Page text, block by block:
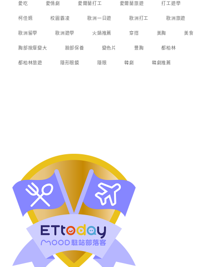
愛吃 愛情劇 愛爾蘭打工 愛爾蘭旅遊 打工遊學
柯佳嬿 校園霸凌 歐洲一日遊 歐洲打工 歐洲旅遊
歐洲留學 歐洲遊學 火鍋推薦 穿搭 美胸 美食
胸部按摩變大 臉部保養 變色片 豐胸 都柏林
都柏林旅遊 隱形眼鏡 隱眼 韓劇 韓劇推薦